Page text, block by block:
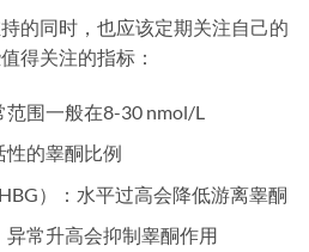
的同时，也应该定期关注自己的
得关注的指标：
围一般在8-30 nmol/L
性的睾酮比例
）：水平过高会降低游离睾酮
常升高会抑制睾酮作用